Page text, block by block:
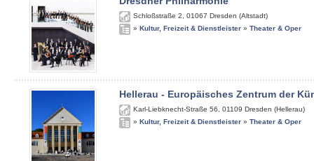
Schloßstraße 2 01067 Dresden (Altstadt)
» Kultur, Freizeit & Dienstleister » Theater & Oper
Hellerau - Europäisches Zentrum der
Karl-Liebknecht-Straße 56 01109 Dresden (Hellerau)
» Kultur, Freizeit & Dienstleister » Theater & Oper